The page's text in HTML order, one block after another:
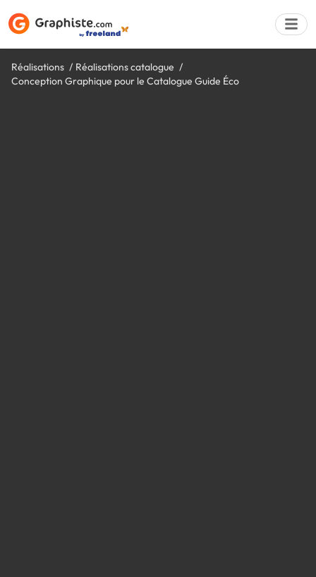
Réalisations
Réalisations catalogue
Conception Graphique pour le Catalogue Guide Éco